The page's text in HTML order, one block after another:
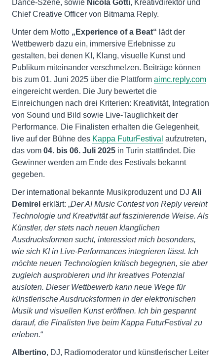
Dance-Szene, sowie Nicola Gotti, Kreativdirektor und
Chief Creative Officer von Bitmama Reply.
Unter dem Motto „Experience of a Beat“ lädt der
Wettbewerb dazu ein, immersive Erlebnisse zu
gestalten, bei denen KI, Klang, visuelle Kunst und
Publikum miteinander verschmelzen. Beiträge können
bis zum 01. Juni 2025 über die Plattform aimc.reply.com
eingereicht werden. Die Jury bewertet die
Einreichungen nach drei Kriterien: Kreativität, Integration
von Sound und Bild sowie Live-Tauglichkeit der
Performance. Die Finalisten erhalten die Gelegenheit,
live auf der Bühne des Kappa FuturFestival aufzutreten,
das vom 04. bis 06. Juli 2025 in Turin stattfindet. Die
Gewinner werden am Ende des Festivals bekannt
gegeben.
Der international bekannte Musikproduzent und DJ Ali
Demirel erklärt: „Der AI Music Contest von Reply vereint
Technologie und Kreativität auf faszinierende Weise. Als
Künstler, der stets nach neuen klanglichen
Ausdrucksformen sucht, interessiert mich besonders,
wie sich KI in Live-Performances integrieren lässt. Ich
möchte neuen Technologien kritisch begegnen, sie aber
zugleich ausprobieren und ihr kreatives Potenzial
ausloten. Dieser Wettbewerb kann neue Wege für
künstlerische Ausdrucksformen in der elektronischen
Musik und visuellen Kunst eröffnen. Ich bin gespannt
darauf, die Finalisten live beim Kappa FuturFestival zu
erleben.“
Albertino, DJ, Radiomoderator und künstlerischer Leiter